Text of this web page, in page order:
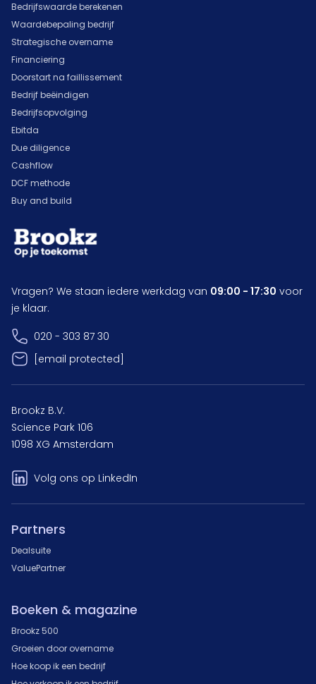
Bedrijfswaarde berekenen
Waardebepaling bedrijf
Strategische overname
Financiering
Doorstart na faillissement
Bedrijf beëindigen
Bedrijfsopvolging
Ebitda
Due diligence
Cashflow
DCF methode
Buy and build
Vragen? We staan iedere werkdag van 09:00 - 17:30 voor
je klaar.
020 - 303 87 30
[email protected]
Brookz B.V.
Science Park 106
1098 XG Amsterdam
Volg ons op LinkedIn
Partners
Dealsuite
ValuePartner
Boeken & magazine
Brookz 500
Groeien door overname
Hoe koop ik een bedrijf